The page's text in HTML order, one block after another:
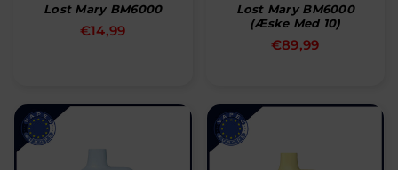
Lost Mary BM6000
Normal
€14,99
Lost Mary BM6000
(æske Med 10)
Normal
€89,99